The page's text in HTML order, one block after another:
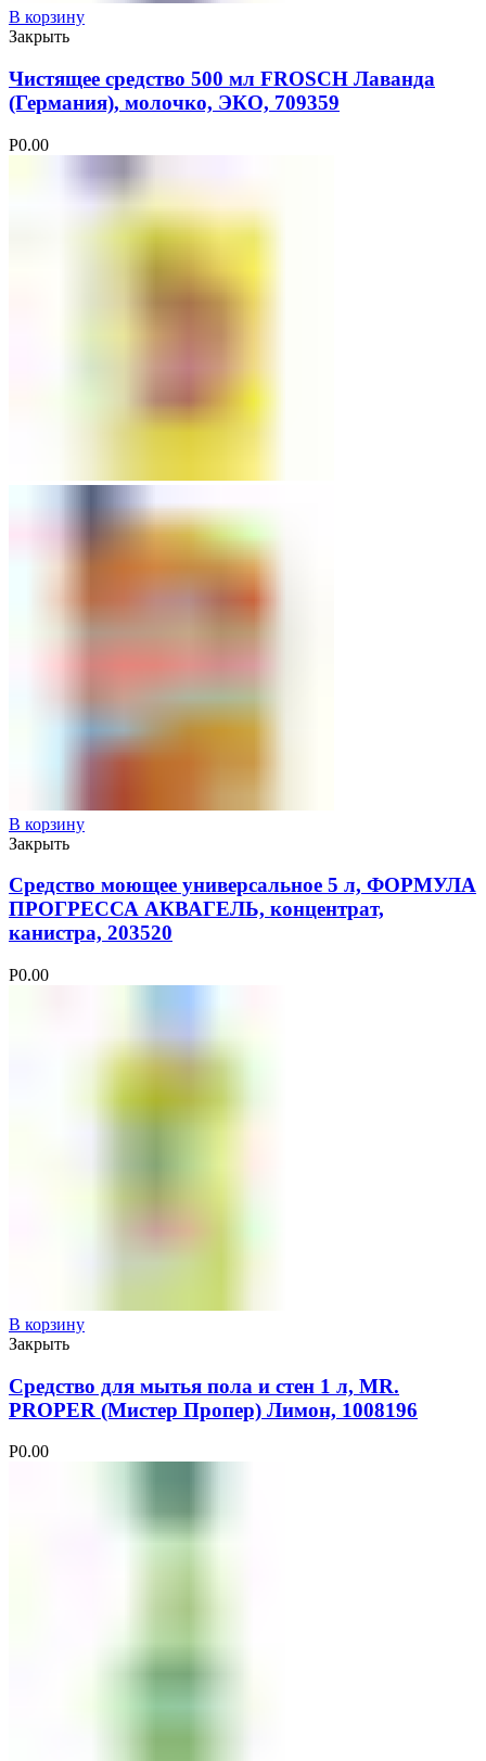
В корзину
Закрыть
Чистящее средство 500 мл FROSCH Лаванда
(Германия), молочко, ЭКО, 709359
Р0.00
В корзину
Закрыть
Средство моющее универсальное 5 л, ФОРМУЛА
ПРОГРЕССА АКВАГЕЛЬ, концентрат,
канистра, 203520
Р0.00
В корзину
Закрыть
Средство для мытья пола и стен 1 л, MR.
PROPER (Мистер Пропер) Лимон, 1008196
Р0.00